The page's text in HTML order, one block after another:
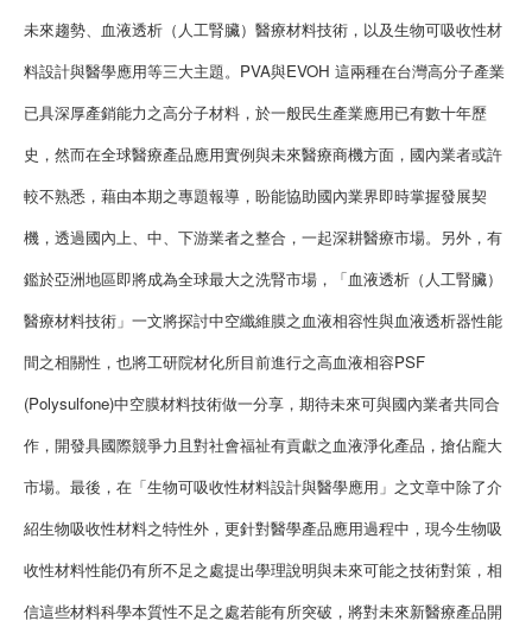
未來趨勢、血液透析（人工腎臟）醫療材料技術，以及生物可吸收性材
料設計與醫學應用等三大主題。PVA與EVOH 這兩種在台灣高分子產業
已具深厚產銷能力之高分子材料，於一般民生產業應用已有數十年歷
史，然而在全球醫療產品應用實例與未來醫療商機方面，國內業者或許
較不熟悉，藉由本期之專題報導，盼能協助國內業界即時掌握發展契
機，透過國內上、中、下游業者之整合，一起深耕醫療市場。另外，有
鑑於亞洲地區即將成為全球最大之洗腎市場，「血液透析（人工腎臟）
醫療材料技術」一文將探討中空纖維膜之血液相容性與血液透析器性能
間之相關性，也將工研院材化所目前進行之高血液相容PSF
(Polysulfone)中空膜材料技術做一分享，期待未來可與國內業者共同合
作，開發具國際競爭力且對社會福祉有貢獻之血液淨化產品，搶佔龐大
市場。最後，在「生物可吸收性材料設計與醫學應用」之文章中除了介
紹生物吸收性材料之特性外，更針對醫學產品應用過程中，現今生物吸
收性材料性能仍有所不足之處提出學理說明與未來可能之技術對策，相
信這些材料科學本質性不足之處若能有所突破，將對未來新醫療產品開